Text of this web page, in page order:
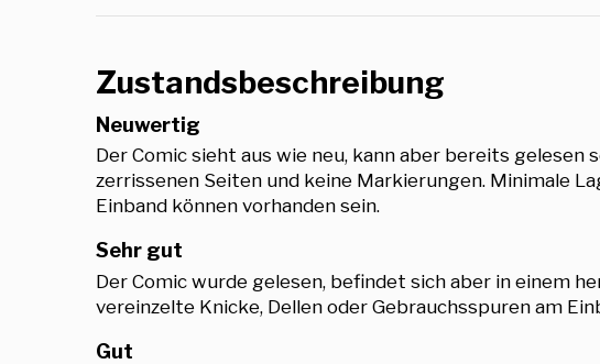
Zustandsbeschreibung
Neuwertig
Der Comic sieht aus wie neu, kann aber bereits
zerrissenen Seiten und keine Markierungen. Minimale
Einband können vorhanden sein.
Sehr gut
Der Comic wurde gelesen, befindet sich aber in einem
vereinzelte Knicke, Dellen oder Gebrauchsspuren am
Gut